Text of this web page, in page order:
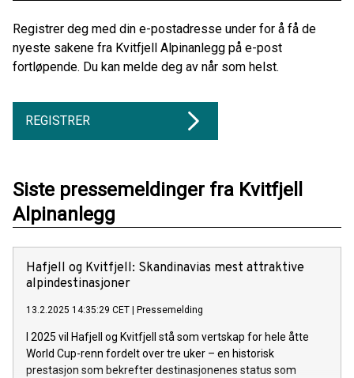
Registrer deg med din e-postadresse under for å få de
nyeste sakene fra Kvitfjell Alpinanlegg på e-post
fortløpende. Du kan melde deg av når som helst.
REGISTRER
Siste pressemeldinger fra Kvitfjell
Alpinanlegg
Hafjell og Kvitfjell: Skandinavias mest attraktive
alpindestinasjoner
13.2.2025 14:35:29 CET Pressemelding
I 2025 vil Hafjell og Kvitfjell stå som vertskap for hele åtte
World Cup-renn fordelt over tre uker – en historisk
prestasjon som bekrefter destinasjonenes status som